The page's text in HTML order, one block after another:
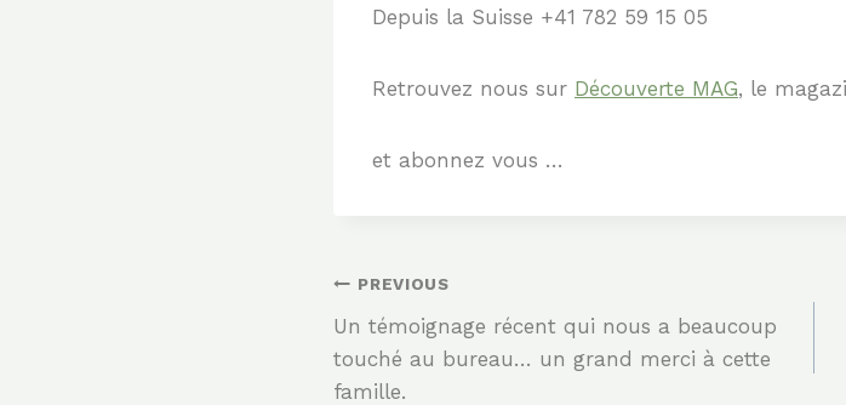
Depuis la Suisse +41 782 59 15 05
Retrouvez nous sur Découverte MAG, le
et abonnez vous …
Post
Navigation
PREVIOUS
Un témoignage récent qui nous a beaucoup
touché au bureau… un grand merci à cette
famille.